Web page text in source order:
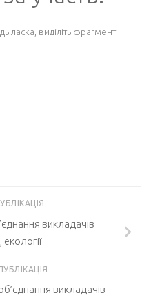
ласка, виділіть фрагмент
викладачів
екології
викладачів